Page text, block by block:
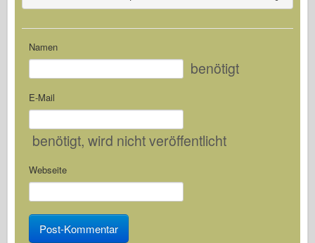
Namen
benötigt
E-Mail
benötigt, wird nicht veröffentlicht
Webseite